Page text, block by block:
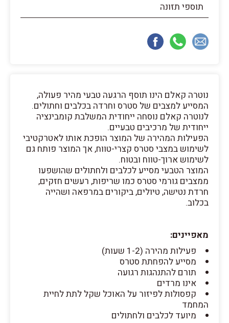
תוספי תזונה
נוטרה קאלם הינו תוסף הרגעה טבעי מהיר פעולה,
המסייע למצבים של סטרס וחרדה בכלבים וחתולים.
לנוטרה קאלם נוסחה ייחודית המשלבת קומבינציה
ייחודית של מרכיבים טבעיים.
הפעילות המהירה של המוצר הופכת אותו לאטרקטיבי
לשימוש במצבי סטרס קצרי-טווח, אך המוצר פותח גם
לשימוש ארוך-טווח ובטוח.
המוצר הטבעי מסייע לכלבים ולחתולים שהושפעו
ממצבים גורמי סטרס כמו שריפות, רעשים חזקים,
חרדת נטישה, טיולים, ביקורים במרפאה ושהייה
בכלוב.
מאפיינים:
פעילות מהירה (1-2 שעות)
מסייע להפחתת סטרס
תורם להתנהגות רגועה
אינו מרדים
קפסולות לפיזור על האוכל שקל לתת לחיית
המחמד
מיועד לכלבים ולחתולים